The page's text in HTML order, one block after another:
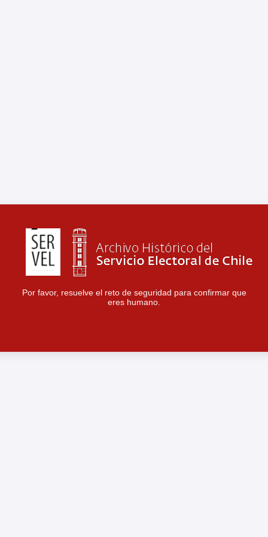
Por favor, resuelve el reto de seguridad para confirmar que
eres humano.